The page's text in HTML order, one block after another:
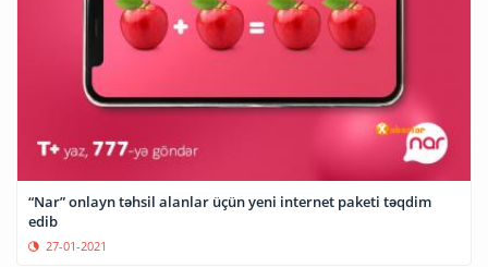
“Nar” onlayn təhsil alanlar üçün yeni internet paketi təqdim
edib
27-01-2021